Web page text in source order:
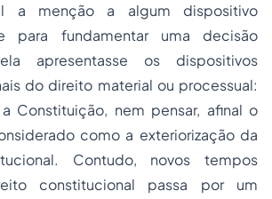
a menção a algum dispositivo
para fundamentar uma decisão
apresentasse os dispositivos
do direito material ou processual:
Constituição, nem pensar, afinal o
como a exteriorização da
Contudo, novos tempos
constitucional passa por um